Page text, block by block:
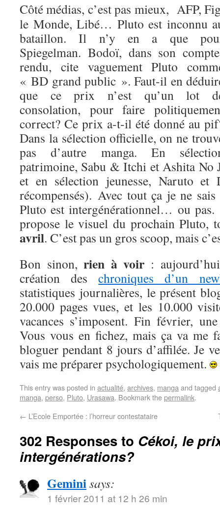
Côté médias, c’est pas mieux, AFP,
le Monde, Libé… Pluto est inconnu
bataillon. Il n’y en a que
Spiegelman. Bodoï, dans son
rendu, cite vaguement Pluto
« BD grand public ». Faut-il en
que ce prix n’est qu’un lot
consolation, pour faire
correct? Ce prix a-t-il été donné au
Dans la sélection officielle, on ne
pas d’autre manga. En
patrimoine, Sabu & Itchi et Ashita No
et en sélection jeunesse, Naruto et
récompensés). Avec tout ça je ne
Pluto est intergénérationnel… ou
propose le visuel du prochain Pluto,
avril. C’est pas un gros scoop, mais
Bon sinon,rien à voir :
création deschroniques d’un
statistiques journalières, le présent
20.000 pages vues, et les 10.000
vacances s’imposent. Fin février,
Vous vous en fichez, mais ça va me
bloguer pendant 8 jours d’affilée. Je
vais me préparer psychologiquement.
This entry was posted in actualité, archives, manga and tagged
manga, perso, Pluto, Urasawa. Bookmark thepermalink.
← L’Ecole Emportée : l’horreur contestataire
302 Responses to Cékoi, le
intergénérations?
Geminisays:
1 février 2011 at 12 h 26 min